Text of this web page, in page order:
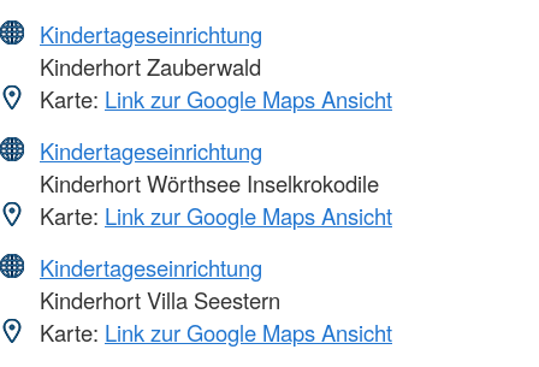
Kindertageseinrichtung
Kinderhort Zauberwald
Karte: Link zur Google Maps Ansicht
Kindertageseinrichtung
Kinderhort Wörthsee Inselkrokodile
Karte: Link zur Google Maps Ansicht
Kindertageseinrichtung
Kinderhort Villa Seestern
Karte: Link zur Google Maps Ansicht